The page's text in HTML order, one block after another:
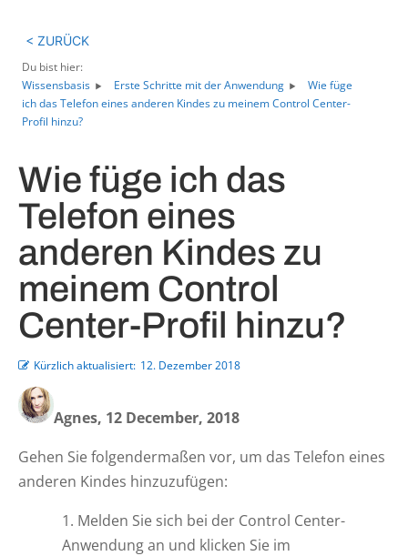
< ZURÜCK
Du bist hier:
Wissensbasis
Erste Schritte mit der Anwendung
Wie füge
ich das Telefon eines anderen Kindes zu meinem Control Center-
Profil hinzu?
Wie füge ich das
Telefon eines
anderen Kindes zu
meinem Control
Center-Profil hinzu?
Kürzlich aktualisiert: 12. Dezember 2018
Agnes, 12 December, 2018
Gehen Sie folgendermaßen vor, um das Telefon eines
anderen Kindes hinzuzufügen:
Melden Sie sich bei der Control Center-
Anwendung an und klicken Sie im